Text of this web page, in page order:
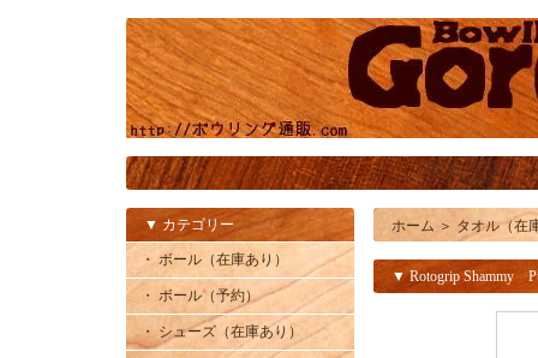
▼ カテゴリー
・ ボール（在庫あり）
・ ボール（予約）
・ シューズ（在庫あり）
ホーム ＞ タオル（在
▼ Rotogrip Shammy